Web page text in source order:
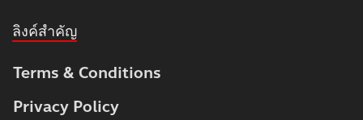
ลิงค์สำคัญ
Terms & Conditions
Privacy Policy